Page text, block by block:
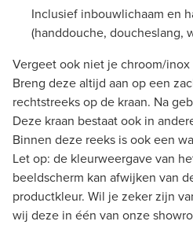
Inclusief inbouwlichaam en
(handdouche, doucheslang,
Vergeet ook niet je chroom/
Breng deze altijd aan op een
rechtstreeks op de kraan. Na
Deze kraan bestaat ook in
Binnen deze reeks is ook een
Let op: de kleurweergave van
beeldscherm kan afwijken van
productkleur. Wil je zeker zijn
wij deze in één van onze